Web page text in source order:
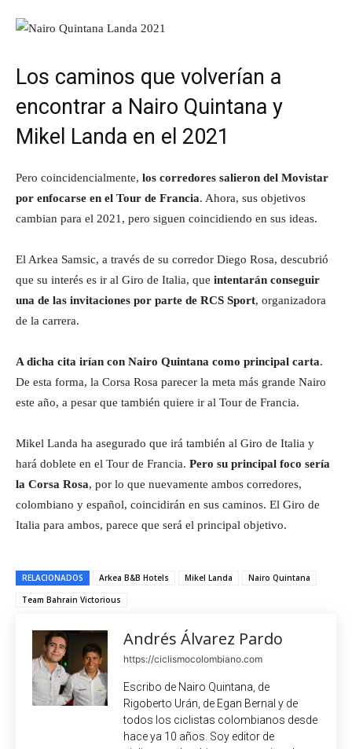
Los caminos que volverían a
encontrar a Nairo Quintana y
Mikel Landa en el 2021
Pero coincidencialmente, los corredores salieron del Movistar
por enfocarse en el Tour de Francia. Ahora, sus objetivos
cambian para el 2021, pero siguen coincidiendo en sus ideas.
El Arkea Samsic, a través de su corredor Diego Rosa, descubrió
que su interés es ir al Giro de Italia, que intentarán conseguir
una de las invitaciones por parte de RCS Sport, organizadora
de la carrera.
A dicha cita irían con Nairo Quintana como principal carta.
De esta forma, la Corsa Rosa parecer la meta más grande Nairo
este año, a pesar que también quiere ir al Tour de Francia.
Mikel Landa ha asegurado que irá también al Giro de Italia y
hará doblete en el Tour de Francia. Pero su principal foco sería
la Corsa Rosa, por lo que nuevamente ambos corredores,
colombiano y español, coincidirán en sus caminos. El Giro de
Italia para ambos, parece que será el principal objetivo.
RELACIONADOS Arkea B&B Hotels Mikel Landa
Nairo Quintana
Team Bahrain Victorious
Andrés Álvarez Pardo
https://ciclismocolombiano.com
Escribo de Nairo Quintana, de
Rigoberto Urán, de Egan Bernal y de
todos los ciclistas colombianos desde
hace ya 10 años. Soy editor de